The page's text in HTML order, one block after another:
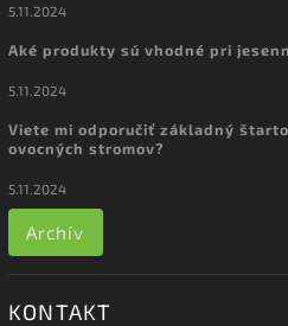
5.11.2024
Aké produkty sú vhodné pri
5.11.2024
Viete mi odporučiť základný
ovocných stromov?
5.11.2024
Archív
KONTAKT